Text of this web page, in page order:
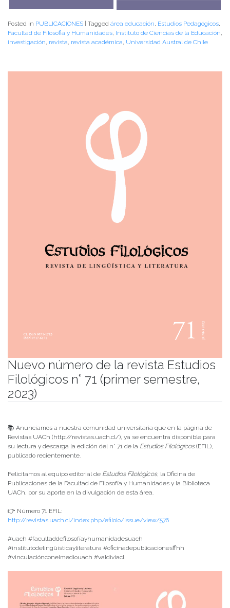
Posted in PUBLICACIONES | Tagged área educación Estudios Pedagógicos
Facultad de Filosofia y Humanidades Instituto de Ciencias de la Educación
investigación revista revista académica Universidad Austral de Chile
Nuevo número de la revista Estudios
Filológicos n° 71 (primer semestre,
2023)
📚 Anunciamos a nuestra comunidad universitaria que en la página de
Revistas UACh (http://revistas.uach.cl/), ya se encuentra disponible para
su lectura y descarga la edición del n° 71 de la Estudios Filológicos(EFIL),
publicado recientemente.
Felicitamos al equipo editorial de Estudios Filológicos, la Oficina de
Publicaciones de la Facultad de Filosofía y Humanidades y la Biblioteca
UACh, por su aporte en la divulgación de esta área.
👉 Número 71 EFIL:
http://revistas.uach.cl/index.php/efilolo/issue/view/576
#uach #facultaddefilosofíayhumanidadesuach
#institutodelingüísticayliteratura #oficinadepublicacionesffhh
#vinculaciónconelmediouach #valdiviacl